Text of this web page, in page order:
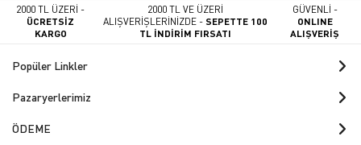
2000 TL ÜZERİ -
ÜCRETSİZ
KARGO
2000 TL VE ÜZERİ
ALIŞVERİŞLERİNİZDE -SEPETTE 100
TL İNDİRİM FIRSATI
GÜVENLİ -
ONLINE
ALIŞVERİŞ
Popüler Linkler
Pazaryerlerimiz
ÖDEME